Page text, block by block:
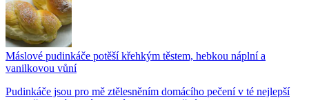
Máslové pudinkáče potěší křehkým těstem, hebkou náplní a
vanilkovou vůní
Pudinkáče jsou pro mě ztělesněním domácího pečení v té nejlepší